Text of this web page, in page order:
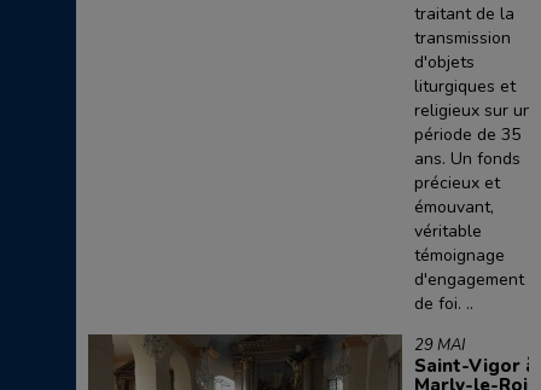
traitant de la
transmission
d'objets
liturgiques et
religieux sur une
période de 35
ans. Un fonds
précieux et
émouvant,
véritable
témoignage
d'engagement
de foi. ..
29 MAI
Saint-Vigor à
Marly-le-Roi :